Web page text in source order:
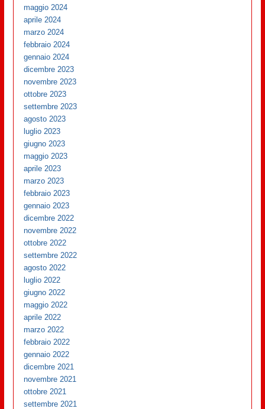
maggio 2024
aprile 2024
marzo 2024
febbraio 2024
gennaio 2024
dicembre 2023
novembre 2023
ottobre 2023
settembre 2023
agosto 2023
luglio 2023
giugno 2023
maggio 2023
aprile 2023
marzo 2023
febbraio 2023
gennaio 2023
dicembre 2022
novembre 2022
ottobre 2022
settembre 2022
agosto 2022
luglio 2022
giugno 2022
maggio 2022
aprile 2022
marzo 2022
febbraio 2022
gennaio 2022
dicembre 2021
novembre 2021
ottobre 2021
settembre 2021